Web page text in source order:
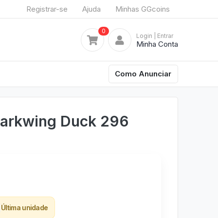
Registrar-se Ajuda Minhas GGcoins
0
Login | Entrar
Minha Conta
Como Anunciar
Duck 296
Última unidade